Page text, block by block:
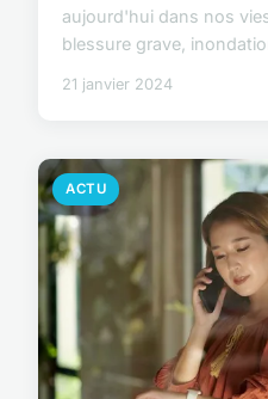
aujourd'hui dans nos
blessure grave,
21 janvier 2024
ACTU